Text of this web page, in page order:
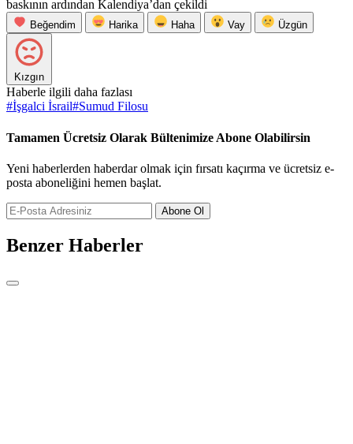
baskının ardından Kalendiya’dan çekildi
Beğendim Harika Haha Vay Üzgün
Kızgın
Haberle ilgili daha fazlası
#İşgalci İsrail#Sumud Filosu
Tamamen Ücretsiz Olarak Bültenimize Abone Olabilirsin
Yeni haberlerden haberdar olmak için fırsatı kaçırma ve ücretsiz e-
posta aboneliğini hemen başlat.
Abone Ol
Benzer Haberler